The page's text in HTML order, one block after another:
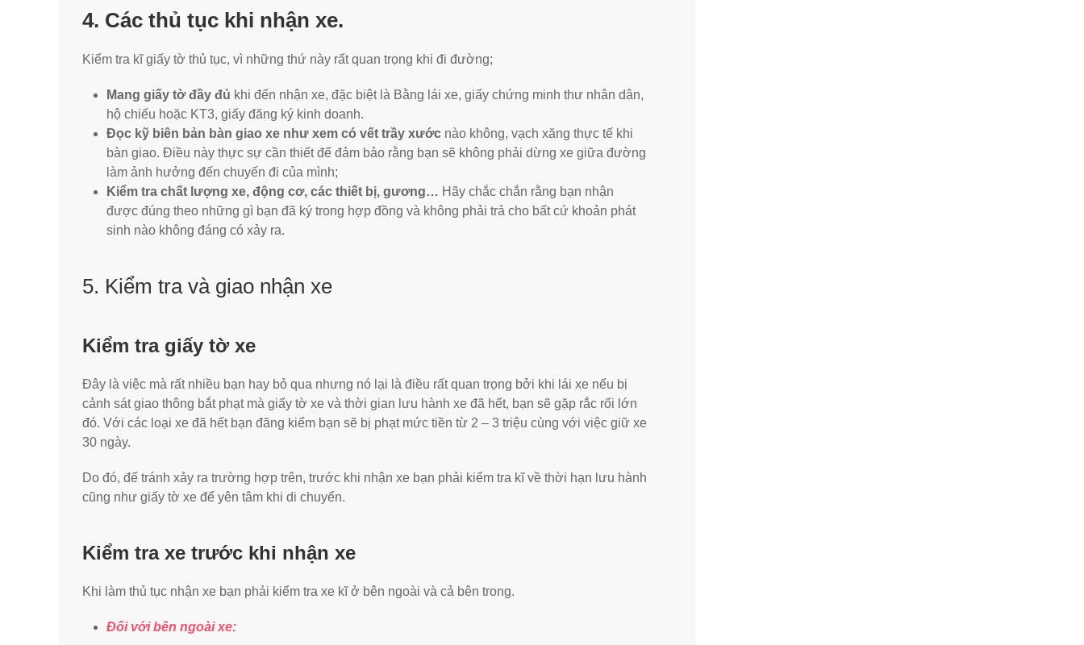
4. Các thủ tục khi nhận xe.
Kiểm tra kĩ giấy tờ thủ tục, vì những thứ này rất quan trọng khi đi đường;
Mang giấy tờ đầy đủ khi đến nhận xe, đặc biệt là Bằng lái xe, giấy chứng minh thư nhân dân,
hộ chiếu hoặc KT3, giấy đăng ký kinh doanh.
Đọc kỹ biên bản bàn giao xe như xem có vết trầy xước nào không, vạch xăng thực tế khi
bàn giao. Điều này thực sự cần thiết để đảm bảo rằng bạn sẽ không phải dừng xe giữa đường
làm ảnh hưởng đến chuyến đi của mình;
Kiểm tra chất lượng xe, động cơ, các thiết bị, gương… Hãy chắc chắn rằng bạn nhận
được đúng theo những gì bạn đã ký trong hợp đồng và không phải trả cho bất cứ khoản phát
sinh nào không đáng có xảy ra.
5. Kiểm tra và giao nhận xe
Kiểm tra giấy tờ xe
Đây là việc mà rất nhiều bạn hay bỏ qua nhưng nó lại là điều rất quan trọng bởi khi lái xe nếu bị
cảnh sát giao thông bắt phạt mà giấy tờ xe và thời gian lưu hành xe đã hết, bạn sẽ gặp rắc rối lớn
đó. Với các loại xe đã hết bạn đăng kiểm bạn sẽ bị phạt mức tiền từ 2 – 3 triệu cùng với việc giữ xe
30 ngày.
Do đó, để tránh xảy ra trường hợp trên, trước khi nhận xe bạn phải kiểm tra kĩ về thời hạn lưu hành
cũng như giấy tờ xe để yên tâm khi di chuyển.
Kiểm tra xe trước khi nhận xe
Khi làm thủ tục nhận xe bạn phải kiểm tra xe kĩ ở bên ngoài và cả bên trong.
Đối với bên ngoài xe: